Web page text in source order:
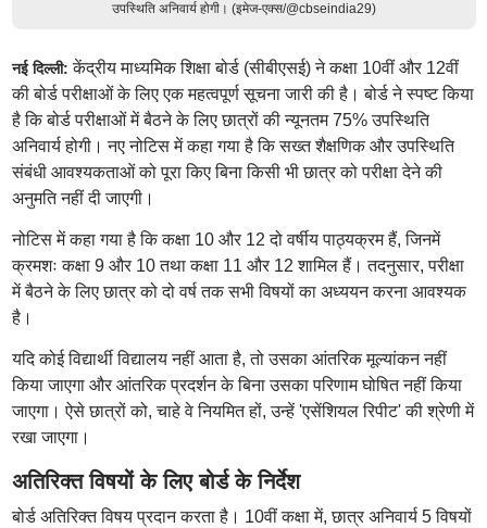
उपस्थिति अनिवार्य होगी। (इमेज-एक्स/@cbseindia29)
नई दिल्ली:केंद्रीय माध्यमिक शिक्षा बोर्ड (सीबीएसई) ने कक्षा 10वीं और 12वीं
की बोर्ड परीक्षाओं के लिए एक महत्वपूर्ण सूचना जारी की है। बोर्ड ने स्पष्ट किया
है कि बोर्ड परीक्षाओं में बैठने के लिए छात्रों की न्यूनतम 75% उपस्थिति
अनिवार्य होगी। नए नोटिस में कहा गया है कि सख्त शैक्षणिक और उपस्थिति
संबंधी आवश्यकताओं को पूरा किए बिना किसी भी छात्र को परीक्षा देने की
अनुमति नहीं दी जाएगी।
नोटिस में कहा गया है कि कक्षा 10 और 12 दो वर्षीय पाठ्यक्रम हैं, जिनमें
क्रमशः कक्षा 9 और 10 तथा कक्षा 11 और 12 शामिल हैं। तदनुसार, परीक्षा
में बैठने के लिए छात्र को दो वर्ष तक सभी विषयों का अध्ययन करना आवश्यक
है।
यदि कोई विद्यार्थी विद्यालय नहीं आता है, तो उसका आंतरिक मूल्यांकन नहीं
किया जाएगा और आंतरिक प्रदर्शन के बिना उसका परिणाम घोषित नहीं किया
जाएगा। ऐसे छात्रों को, चाहे वे नियमित हों, उन्हें 'एसेंशियल रिपीट' की श्रेणी में
रखा जाएगा।
अतिरिक्त विषयों के लिए बोर्ड के निर्देश
बोर्ड अतिरिक्त विषय प्रदान करता है। 10वीं कक्षा में, छात्र अनिवार्य 5 विषयों